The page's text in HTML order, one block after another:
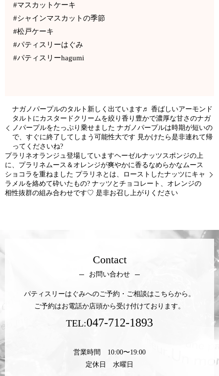
#マスカットケーキ
#シャインマスカットの季節
#松戸ケーキ
#パティスリーはぐみ
#パティスリーhagumi
ナガノパープルのタルト新しく出ています♬ 香ばしいアーモンド
タルトにカスタードクリームを絞り香り豊かで濃厚な甘さのナガ
ノパープルをたっぷり乗せました ナガノパープルは時期が短いの
で、すぐに終了してしまう可能性大です 見かけたら是非連れて帰
ってくださいね?
プラリネオランジュ登場していますヘーゼルナッツスポンジの上
に、プラリネムース＆オレンジが爽やかに香るなめらかなムース
ショコラを重ねました プラリネとは、ローストしたナッツにキャ
ラメルを絡めて砕いたもの? ナッツとチョコレート、オレンジの
相性抜群の組み合わせです♡ 是非お召し上がりください
Contact
お問い合わせ
パティスリーはぐみへのご予約・ご相談はこちらから。
ご予約はお電話か店頭から受け付けております。
TEL:047-712-1893
営業時間 10:00〜19:00
定休日 水曜日